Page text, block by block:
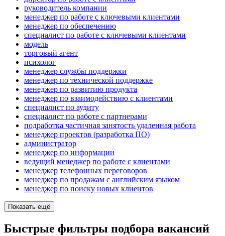
руководитель компании
менеджер по работе с ключевыми клиентами
менеджер по обеспечению
специалист по работе с ключевыми клиентами
модель
торговый агент
психолог
менеджер службы поддержки
менеджер по технической поддержке
менеджер по развитию продукта
менеджер по взаимодействию с клиентами
специалист по аудиту
специалист по работе с партнерами
подработка частичная занятость удаленная работа
менеджер проектов (разработка ПО)
администратор
менеджер по информации
ведущий менеджер по работе с клиентами
менеджер телефонных переговоров
менеджер по продажам с английским языком
менеджер по поиску новых клиентов
Показать ещё
Быстрые фильтры подбора вакансий